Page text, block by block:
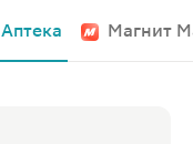
Аптека Магнит